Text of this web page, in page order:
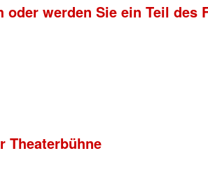
werden Sie ein Teil des
Theaterbühne